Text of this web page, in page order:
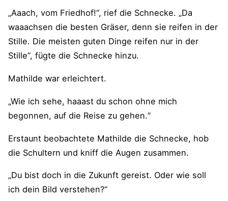
„Aaach, vom Friedhof!“, rief die Schnecke. „Da
waaachsen die besten Gräser, denn sie reifen in der
Stille. Die meisten guten Dinge reifen nur in der
Stille“, fügte die Schnecke hinzu.
Mathilde war erleichtert.
„Wie ich sehe, haaast du schon ohne mich
begonnen, auf die Reise zu gehen.“
Erstaunt beobachtete Mathilde die Schnecke, hob
die Schultern und kniff die Augen zusammen.
„Du bist doch in die Zukunft gereist. Oder wie soll
ich dein Bild verstehen?“